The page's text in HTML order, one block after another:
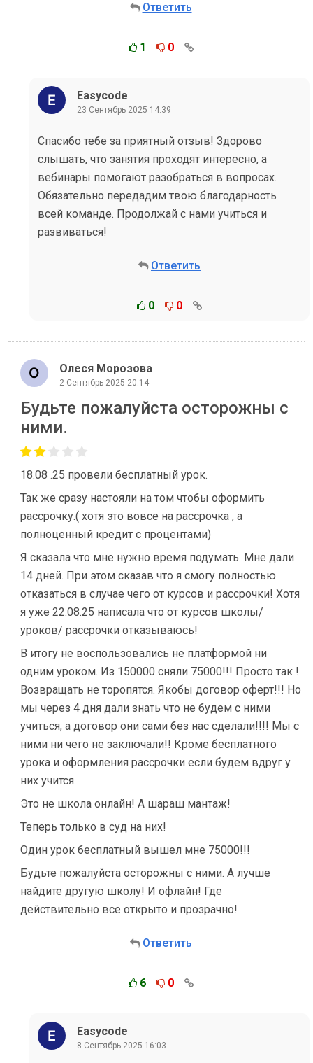
Ответить
1 0
Easycode
23 Сентябрь 2025 14:39
Спасибо тебе за приятный отзыв! Здорово
слышать, что занятия проходят интересно, а
вебинары помогают разобраться в вопросах.
Обязательно передадим твою благодарность
всей команде. Продолжай с нами учиться и
развиваться!
Ответить
0 0
Олеся Морозова
2 Сентябрь 2025 20:14
Будьте пожалуйста осторожны с
ними.
18.08 .25 провели бесплатный урок.
Так же сразу настояли на том чтобы оформить
рассрочку.( хотя это вовсе на рассрочка , а
полноценный кредит с процентами)
Я сказала что мне нужно время подумать. Мне дали
14 дней. При этом сказав что я смогу полностью
отказаться в случае чего от курсов и рассрочки! Хотя
я уже 22.08.25 написала что от курсов школы/
уроков/ рассрочки отказываюсь!
В итогу не воспользовались не платформой ни
одним уроком. Из 150000 сняли 75000!!! Просто так !
Возвращать не торопятся. Якобы договор оферт!!! Но
мы через 4 дня дали знать что не будем с ними
учиться, а договор они сами без нас сделали!!!! Мы с
ними ни чего не заключали!! Кроме бесплатного
урока и оформления рассрочки если будем вдруг у
них учится.
Это не школа онлайн! А шараш мантаж!
Теперь только в суд на них!
Один урок бесплатный вышел мне 75000!!!
Будьте пожалуйста осторожны с ними. А лучше
найдите другую школу! И офлайн! Где
действительно все открыто и прозрачно!
Ответить
6 0
Easycode
8 Сентябрь 2025 16:03